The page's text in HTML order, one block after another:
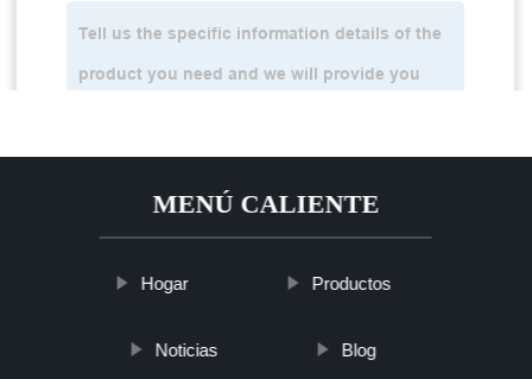
MENÚ CALIENTE
Hogar Productos
Noticias Blog